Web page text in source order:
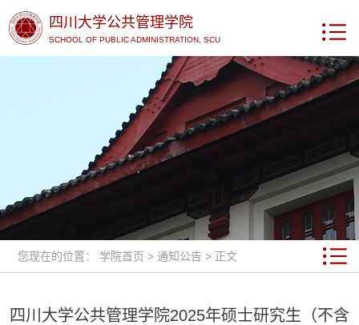
四川大学公共管理学院
SCHOOL OF PUBLIC ADMINISTRATION, SCU
您现在的位置： 学院首页 >通知公告 > 正文
四川大学公共管理学院2025年硕士研究生（不含